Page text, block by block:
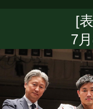
[
7